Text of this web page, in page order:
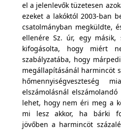
el a jelenlevők tüzetesen
ezeket a lakóktól 2003-ban
csatolmányban megküldte,
ellenére Sz. úr, egy másik,
kifogásolta, hogy miért
szabályzatába, hogy
megállapításánál harmincöt
hőmennyiségveszteség
elszámolásnál
lehet, hogy nem éri meg a
mi lesz akkor, ha bárki
jövőben a harmincöt